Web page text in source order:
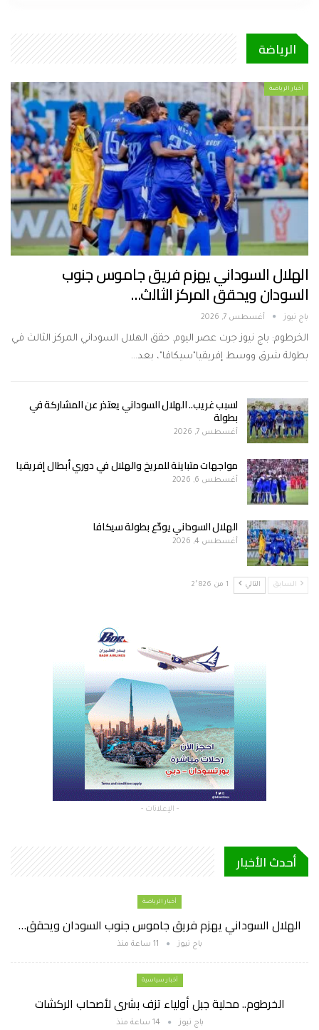
الرياضة
أخبار الرياضة
الهلال السوداني يهزم فريق جاموس جنوب
السودان ويحقق المركز الثالث…
باج نيوز أغسطس 7, 2026
الخرطوم: باج نيوز جرت عصر اليوم. حقق الهلال السوداني المركز الثالث في
بطولة شرق ووسط إفريقيا"سيكافا"، بعد…
لسبب غريب.. الهلال السوداني يعتذر عن المشاركة في
بطولة
أغسطس 7, 2026
مواجهات متباينة للمريخ والهلال في دوري أبطال إفريقيا
أغسطس 6, 2026
الهلال السوداني يودّع بطولة سيكافا
أغسطس 4, 2026
السابق التالي 1 من 2٬826
- الإعلانات -
أحدث الأخبار
أخبار الرياضة
الهلال السوداني يهزم فريق جاموس جنوب السودان ويحقق…
باج نيوز 11 ساعة منذ
أخبار سياسية
الخرطوم.. محلية جبل أولياء تزف بشرى لأصحاب الركشات
باج نيوز 14 ساعة منذ